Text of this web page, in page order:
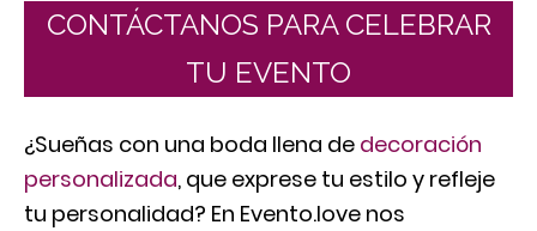
CONTÁCTANOS PARA CELEBRAR
TU EVENTO
¿Sueñas con una boda llena de decoración
personalizada, que exprese tu estilo y refleje
tu personalidad? En Evento.love nos